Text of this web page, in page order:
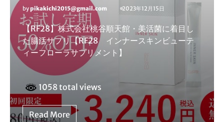
by pikakichi2015@gmail.com 2023年12月15日
【RF28】株式会社桃谷順天館・美活菌に着目し
た腸活サプリ【RF28 インナースキンビューテ
ィーフローラサプリメント】
1058 total views
Read More